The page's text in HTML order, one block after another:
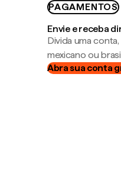
PAGAMENTOS
Envie e receba
Divida uma
mexicano ou
Abra sua conta